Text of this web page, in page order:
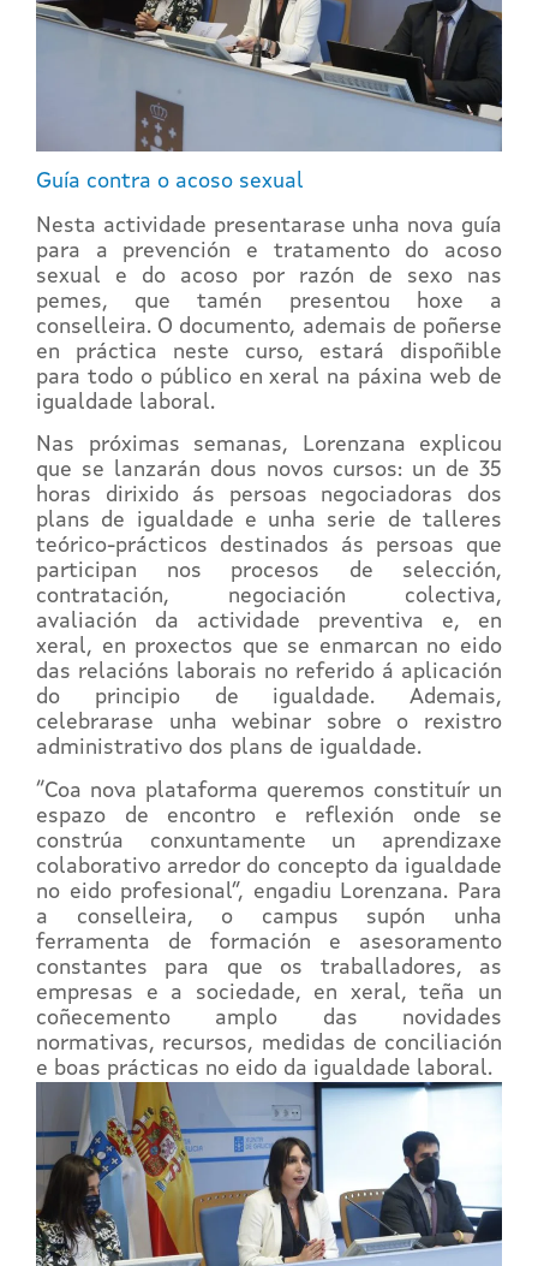
Guía contra o acoso sexual
Nesta actividade presentarase unha nova guía
para a prevención e tratamento do acoso
sexual e do acoso por razón de sexo nas
pemes, que tamén presentou hoxe a
conselleira. O documento, ademais de poñerse
en práctica neste curso, estará dispoñible
para todo o público en xeral na páxina web de
igualdade laboral.
Nas próximas semanas, Lorenzana explicou
que se lanzarán dous novos cursos: un de 35
horas dirixido ás persoas negociadoras dos
plans de igualdade e unha serie de talleres
teórico-prácticos destinados ás persoas que
participan nos procesos de selección,
contratación, negociación colectiva,
avaliación da actividade preventiva e, en
xeral, en proxectos que se enmarcan no eido
das relacións laborais no referido á aplicación
do principio de igualdade. Ademais,
celebrarase unha webinar sobre o rexistro
administrativo dos plans de igualdade.
“Coa nova plataforma queremos constituír un
espazo de encontro e reflexión onde se
constrúa conxuntamente un aprendizaxe
colaborativo arredor do concepto da igualdade
no eido profesional”, engadiu Lorenzana. Para
a conselleira, o campus supón unha
ferramenta de formación e asesoramento
constantes para que os traballadores, as
empresas e a sociedade, en xeral, teña un
coñecemento amplo das novidades
normativas, recursos, medidas de conciliación
e boas prácticas no eido da igualdade laboral.